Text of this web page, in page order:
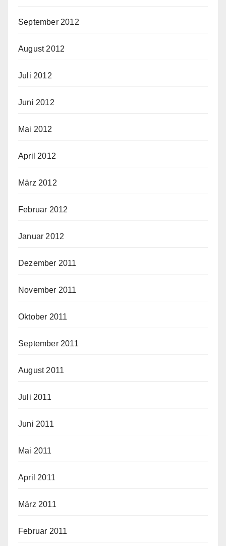
September 2012
August 2012
Juli 2012
Juni 2012
Mai 2012
April 2012
März 2012
Februar 2012
Januar 2012
Dezember 2011
November 2011
Oktober 2011
September 2011
August 2011
Juli 2011
Juni 2011
Mai 2011
April 2011
März 2011
Februar 2011